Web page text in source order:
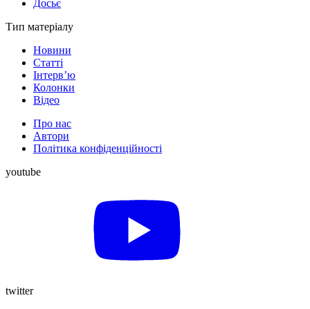
Досьє
Тип матеріалу
Новини
Статті
Інтерв’ю
Колонки
Відео
Про нас
Автори
Політика конфіденційності
youtube
twitter